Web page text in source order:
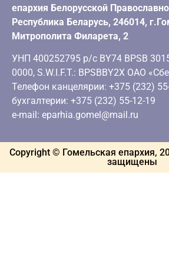
епархия Белорусской
Республика Беларусь, 246014,
Митрополита Филарета, 2
УНП 400252795 р/с BY74 BPSB
0000, S.W.I.F.T.: BPSBBY2X ОАО
Телефон канцелярии: +375 (232)
бухгалтерии: +375 (232) 55-12-19
e-mail: eparhia.gomel@mail.ru
Copyright © Гомельская епархия,
защищены